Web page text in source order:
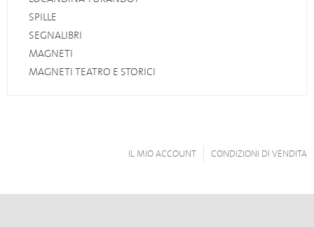
SPILLE
SEGNALIBRI
MAGNETI
MAGNETI TEATRO E STORICI
CONDIZIONI DI VENDITA
IL MIO ACCOUNT